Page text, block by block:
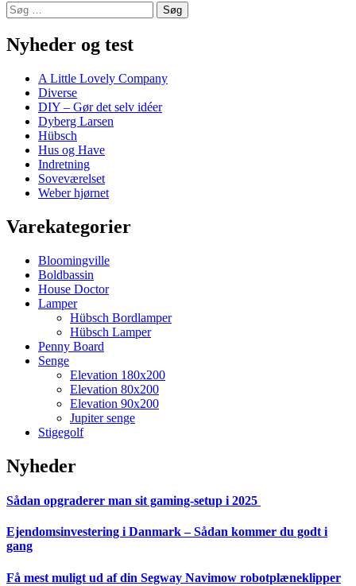
Søg
efter:
Nyheder og test
A Little Lovely Company
Diverse
DIY – Gør det selv idéer
Dyberg Larsen
Hübsch
Hus og Have
Indretning
Soveværelset
Weber hjørnet
Varekategorier
Bloomingville
Boldbassin
House Doctor
Lamper
Hübsch Bordlamper
Hübsch Lamper
Penny Board
Senge
Elevation 180x200
Elevation 80x200
Elevation 90x200
Jupiter senge
Stigegolf
Nyheder
Sådan opgraderer man sit gaming-setup i 2025
Ejendomsinvestering i Danmark – Sådan kommer du godt i
gang
Få mest muligt ud af din Segway Navimow robotplæneklipper